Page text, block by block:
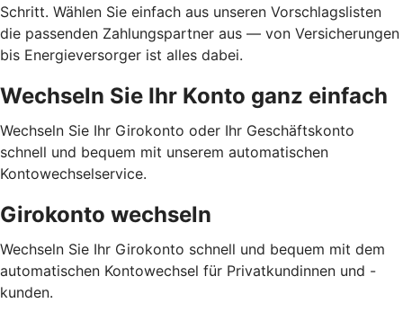
Schritt. Wählen Sie einfach aus unseren Vorschlagslisten
die passenden Zahlungspartner aus — von Versicherungen
bis Energieversorger ist alles dabei.
Wechseln Sie Ihr Konto ganz einfach
Wechseln Sie Ihr Girokonto oder Ihr Geschäftskonto
schnell und bequem mit unserem automatischen
Kontowechselservice.
Girokonto wechseln
Wechseln Sie Ihr Girokonto schnell und bequem mit dem
automatischen Kontowechsel für Privatkundinnen und -
kunden.